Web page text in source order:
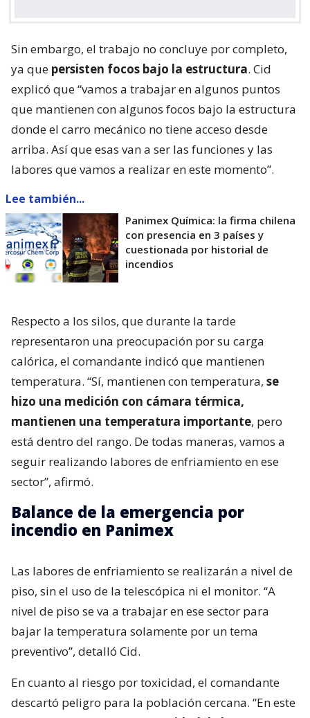
Sin embargo, el trabajo no concluye por completo,
ya que persisten focos bajo la estructura. Cid
explicó que “vamos a trabajar en algunos puntos
que mantienen con algunos focos bajo la estructura
donde el carro mecánico no tiene acceso desde
arriba. Así que esas van a ser las funciones y las
labores que vamos a realizar en este momento”.
Lee también...
Panimex Química: la firma chilena
con presencia en 3 países y
cuestionada por historial de
incendios
Respecto a los silos, que durante la tarde
representaron una preocupación por su carga
calórica, el comandante indicó que mantienen
temperatura. “Sí, mantienen con temperatura, se
hizo una medición con cámara térmica,
mantienen una temperatura importante, pero
está dentro del rango. De todas maneras, vamos a
seguir realizando labores de enfriamiento en ese
sector”, afirmó.
Balance de la emergencia por
incendio en Panimex
Las labores de enfriamiento se realizarán a nivel de
piso, sin el uso de la telescópica ni el monitor. “A
nivel de piso se va a trabajar en ese sector para
bajar la temperatura solamente por un tema
preventivo”, detalló Cid.
En cuanto al riesgo por toxicidad, el comandante
descartó peligro para la población cercana. “En este